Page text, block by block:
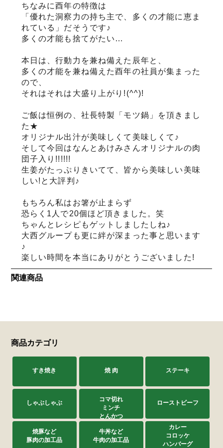
ちなみに酉年の特徴は
「優れた洞察力の持ち主で、多くの才能に恵ま
れている」だそうです♪
多くの才能も捨てがたい…
本日は、行動力を兼ね備えた辰年と、
多くの才能を兼ね備えた酉年の社員が集まった
ので、
それはそれは大盛り上がり!(^^)!
ご飯は恒例の、社長特製「モツ鍋」を頂きまし
た★
オリジナル出汁が美味しくて美味しくて♪
そして今回はなんとあけみさんオリジナルの肉
団子入り!!!!!!
生姜がたっぷりきいてて、皆から美味しい美味
しい!と大評判♪
もちろん私はお箸が止まらず
恐らく1人で20個ほど頂きました。笑
ちゃんとレシピもゲットしましたしね♪
大西グループも更に絆が深まった事と思います
♪
楽しい時間を本当にありがとうございました!
関連商品
商品カテゴリ
すき焼き 焼 肉 ステーキ
しゃぶしゃぶ
コマ切れ
ミンチ
とんかつ
ローストビーフ
焼豚など
豚肉の加工品
牛丼など
牛肉の加工品
カレー
コロッケ
ハンバーグ